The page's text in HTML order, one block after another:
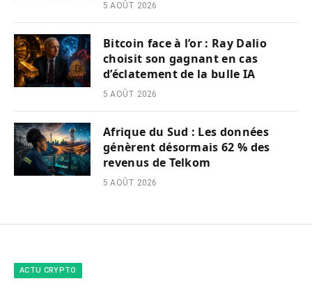
5 AOÛT 2026
Bitcoin face à l’or : Ray Dalio
choisit son gagnant en cas
d’éclatement de la bulle IA
5 AOÛT 2026
Afrique du Sud : Les données
génèrent désormais 62 % des
revenus de Telkom
5 AOÛT 2026
ACTU CRYPTO